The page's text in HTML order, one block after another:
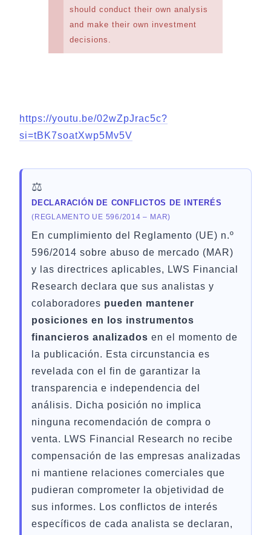
should conduct their own analysis
and make their own investment
decisions.
https://youtu.be/02wZpJrac5c?
si=tBK7soatXwp5Mv5V
⚖️
DECLARACIÓN DE CONFLICTOS DE INTERÉS
(REGLAMENTO UE 596/2014 – MAR)
En cumplimiento del Reglamento (UE) n.º
596/2014 sobre abuso de mercado (MAR)
y las directrices aplicables, LWS Financial
Research declara que sus analistas y
colaboradores pueden mantener
posiciones en los instrumentos
financieros analizados en el momento de
la publicación. Esta circunstancia es
revelada con el fin de garantizar la
transparencia e independencia del
análisis. Dicha posición no implica
ninguna recomendación de compra o
venta. LWS Financial Research no recibe
compensación de las empresas analizadas
ni mantiene relaciones comerciales que
pudieran comprometer la objetividad de
sus informes. Los conflictos de interés
específicos de cada analista se declaran,